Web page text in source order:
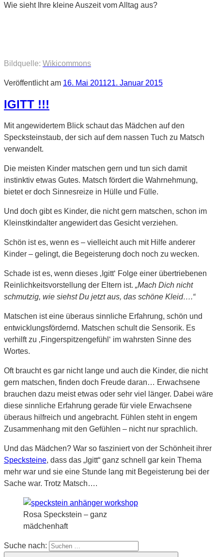
Wie sieht Ihre kleine Auszeit vom Alltag aus?
Bildquelle: Wikicommons
Veröffentlicht am 16. Mai 201121. Januar 2015
IGITT !!!
Mit angewidertem Blick schaut das Mädchen auf den
Specksteinstaub, der sich auf dem nassen Tuch zu Matsch
verwandelt.
Die meisten Kinder matschen gern und tun sich damit
instinktiv etwas Gutes. Matsch fördert die Wahrnehmung,
bietet er doch Sinnesreize in Hülle und Fülle.
Und doch gibt es Kinder, die nicht gern matschen, schon im
Kleinstkindalter angewidert das Gesicht verziehen.
Schön ist es, wenn es – vielleicht auch mit Hilfe anderer
Kinder – gelingt, die Begeisterung doch noch zu wecken.
Schade ist es, wenn dieses ‚Igitt‘ Folge einer übertriebenen
Reinlichkeitsvorstellung der Eltern ist. „Mach Dich nicht
schmutzig, wie siehst Du jetzt aus, das schöne Kleid….“
Matschen ist eine überaus sinnliche Erfahrung, schön und
entwicklungsfördernd. Matschen schult die Sensorik. Es
verhilft zu ‚Fingerspitzengefühl‘ im wahrsten Sinne des
Wortes.
Oft braucht es gar nicht lange und auch die Kinder, die nicht
gern matschen, finden doch Freude daran… Erwachsene
brauchen dazu meist etwas oder sehr viel länger. Dabei wäre
diese sinnliche Erfahrung gerade für viele Erwachsene
überaus hilfreich und angebracht. Fühlen steht in engem
Zusammenhang mit den Gefühlen – nicht nur sprachlich.
Und das Mädchen? War so fasziniert von der Schönheit ihrer
Specksteine, dass das „Igitt“ ganz schnell gar kein Thema
mehr war und sie eine Stunde lang mit Begeisterung bei der
Sache war. Trotz Matsch….
Rosa Speckstein – ganz
mädchenhaft
Suche nach: